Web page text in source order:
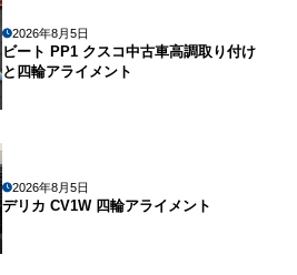
2026年8月5日
ビート PP1 クスコ中古車高調取り付け
と四輪アライメント
2026年8月5日
デリカ CV1W 四輪アライメント